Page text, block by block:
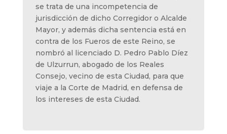
se trata de una incompetencia de
jurisdicción de dicho Corregidor o Alcalde
Mayor, y además dicha sentencia está en
contra de los Fueros de este Reino, se
nombró al licenciado D. Pedro Pablo Díez
de Ulzurrun, abogado de los Reales
Consejo, vecino de esta Ciudad, para que
viaje a la Corte de Madrid, en defensa de
los intereses de esta Ciudad.